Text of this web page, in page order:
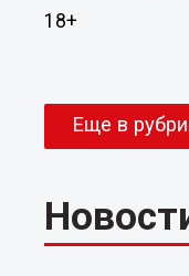
18+
Еще в